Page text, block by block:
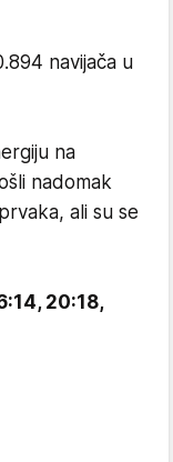
navijača u
na
nadomak
ali su se
20:18,